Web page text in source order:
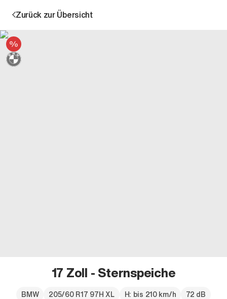
Zurück zur Übersicht
17 Zoll - Sternspeiche
BMW 205/60 R17 97H XL H: bis 210 km/h
72 dB